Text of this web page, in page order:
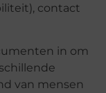
contact
in om
van mensen